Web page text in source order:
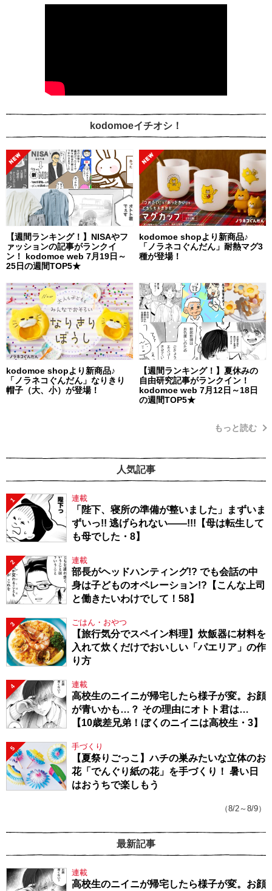
kodomoeイチオシ！
【週間ランキング！】NISAやフ
ァッションの記事がランクイ
ン！ kodomoe web 7月19日～
25日の週間TOP5★
kodomoe shopより新商品♪
「ノラネコぐんだん」耐熱マグ3
種が登場！
kodomoe shopより新商品♪
「ノラネコぐんだん」なりきり
帽子（大、小）が登場！
【週間ランキング！】夏休みの
自由研究記事がランクイン！
kodomoe web 7月12日～18日
の週間TOP5★
もっと読む
人気記事
1 連載
「陛下、寝所の準備が整いました」まずいま
ずいっ!! 逃げられない――!!!【母は転生して
も母でした・8】
2 連載
部長がヘッドハンティング!? でも会話の中
身は子どものオペレーション!?【こんな上司
と働きたいわけでして！58】
3 ごはん・おやつ
【旅行気分でスペイン料理】炊飯器に材料を
入れて炊くだけでおいしい「パエリア」の作
り方
4 連載
高校生のニイニが帰宅したら様子が変。お顔
が青いかも…？ その理由にオトト君は…
【10歳差兄弟！ぼくのニイニは高校生・3】
5 手づくり
【夏祭りごっこ】ハチの巣みたいな立体のお
花「でんぐり紙の花」を手づくり！ 暑い日
はおうちで楽しもう
（8/2～8/9）
最新記事
連載
高校生のニイニが帰宅したら様子が変。お顔